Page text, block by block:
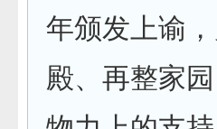
年颁发上谕
殿、再整家